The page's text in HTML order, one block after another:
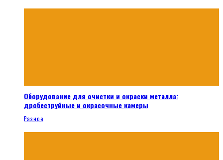
Оборудование для очистки и окраски металла:
дробеструйные и окрасочные камеры
Разное